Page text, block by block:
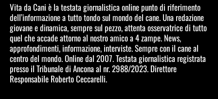
Vita da Cani è la testata giornalistica online punto di riferimento
dell’informazione a tutto tondo sul mondo del cane. Una redazione
giovane e dinamica, sempre sul pezzo, attenta osservatrice di tutto
quel che accade attorno al nostro amico a 4 zampe. News,
approfondimenti, informazione, interviste. Sempre con il cane al
centro del mondo. Online dal 2007. Testata giornalistica registrata
presso il Tribunale di Ancona al nr. 2988/2023. Direttore
Responsabile Roberto Ceccarelli.